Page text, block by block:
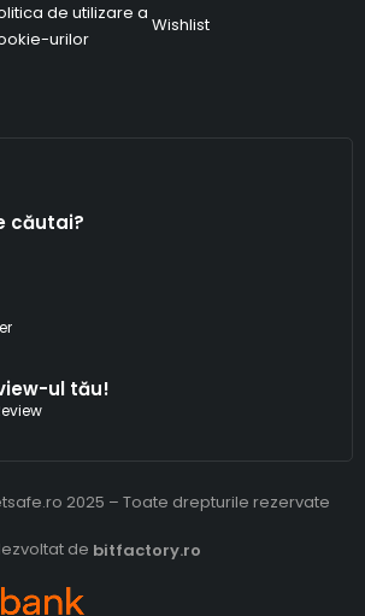
de utilizare a
urilor
Wishlist
căutai?
ul tău!
2025 – Toate drepturile rezervate
de bitfactory.ro